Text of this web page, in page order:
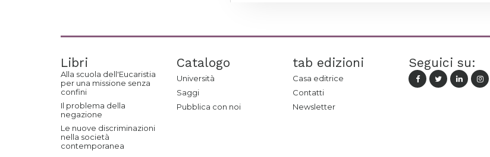
Libri
Alla scuola dell'Eucaristia
per una missione senza
confini
Il problema della
negazione
Le nuove discriminazioni
nella società
contemporanea
Catalogo
Università
Saggi
Pubblica con noi
tab edizioni
Casa editrice
Contatti
Newsletter
Seguici su: